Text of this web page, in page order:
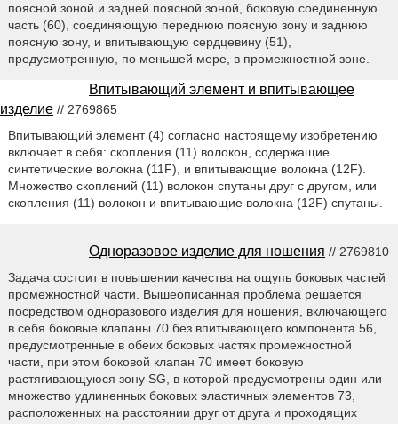
поясной зоной и задней поясной зоной, боковую соединенную
часть (60), соединяющую переднюю поясную зону и заднюю
поясную зону, и впитывающую сердцевину (51),
предусмотренную, по меньшей мере, в промежностной зоне.
Впитывающий элемент и впитывающее
изделие // 2769865
Впитывающий элемент (4) согласно настоящему изобретению
включает в себя: скопления (11) волокон, содержащие
синтетические волокна (11F), и впитывающие волокна (12F).
Множество скоплений (11) волокон спутаны друг с другом, или
скопления (11) волокон и впитывающие волокна (12F) спутаны.
Одноразовое изделие для ношения // 2769810
Задача состоит в повышении качества на ощупь боковых частей
промежностной части. Вышеописанная проблема решается
посредством одноразового изделия для ношения, включающего
в себя боковые клапаны 70 без впитывающего компонента 56,
предусмотренные в обеих боковых частях промежностной
части, при этом боковой клапан 70 имеет боковую
растягивающуюся зону SG, в которой предусмотрены один или
множество удлиненных боковых эластичных элементов 73,
расположенных на расстоянии друг от друга и проходящих